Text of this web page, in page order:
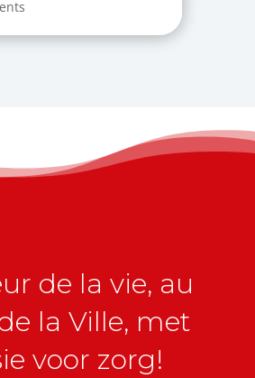
de la vie, au
la Ville, met
voor zorg!